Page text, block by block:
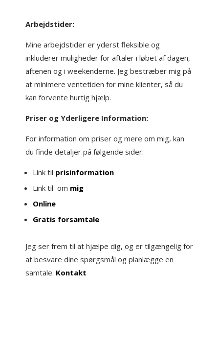
Arbejdstider:
Mine arbejdstider er yderst fleksible og
inkluderer muligheder for aftaler i løbet af dagen,
aftenen og i weekenderne. Jeg bestræber mig på
at minimere ventetiden for mine klienter, så du
kan forvente hurtig hjælp.
Priser og Yderligere Information:
For information om priser og mere om mig, kan
du finde detaljer på følgende sider:
Link til prisinformation
Link til om mig
Online
Gratis forsamtale
Jeg ser frem til at hjælpe dig, og er tilgængelig for
at besvare dine spørgsmål og planlægge en
samtale. Kontakt